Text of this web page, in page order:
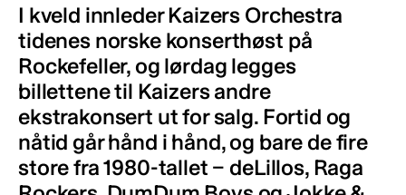
I kveld innleder Kaizers Orchestra
tidenes norske konserthøst på
Rockefeller, og lørdag legges
billettene til Kaizers andre
ekstrakonsert ut for salg. Fortid og
nåtid går hånd i hånd, og bare de fire
store fra 1980-tallet − deLillos, Raga